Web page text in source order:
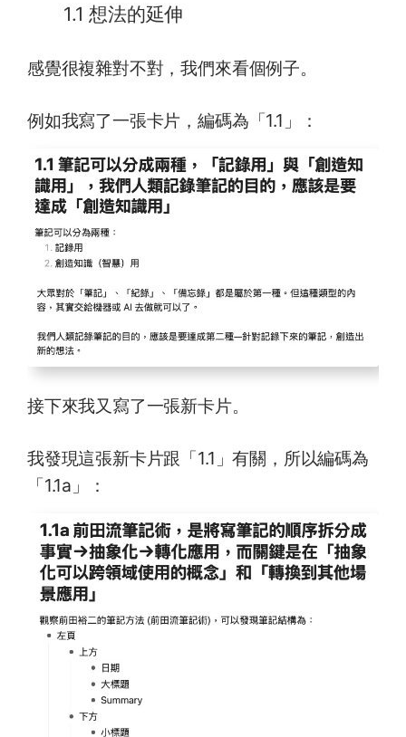
1.1 想法的延伸
感覺很複雜對不對，我們來看個例子。
例如我寫了一張卡片，編碼為「1.1」：
接下來我又寫了一張新卡片。
我發現這張新卡片跟「1.1」有關，所以編碼為
「1.1a」：